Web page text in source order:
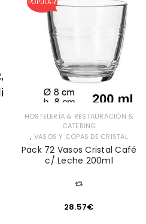
POPULAR
HOSTELERÍA & RESTAURACIÓN &
CATERING
, VASOS Y COPAS DE CRISTAL
Pack 72 Vasos Cristal Café
c/ Leche 200ml
28.57€